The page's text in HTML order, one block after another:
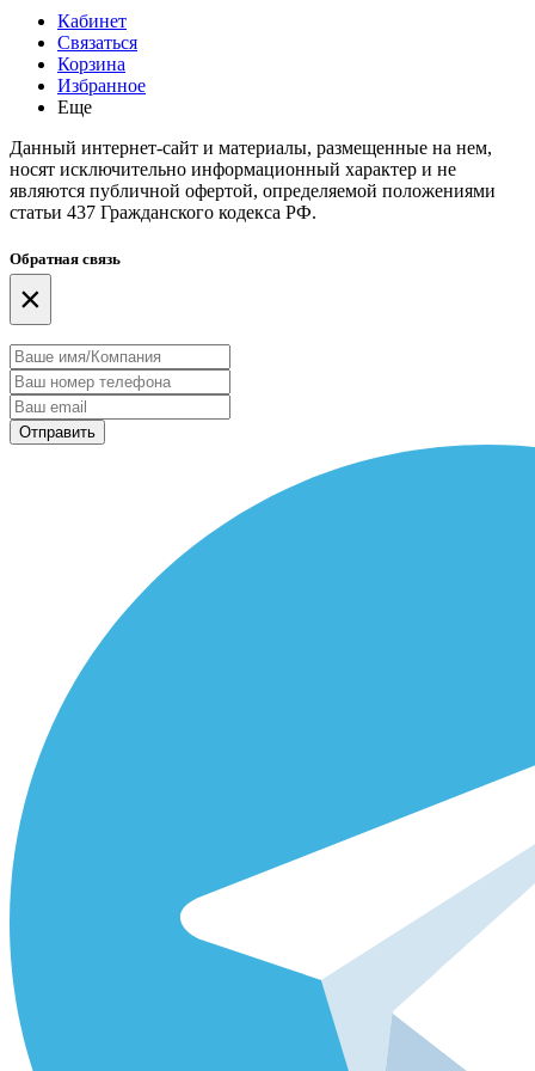
Кабинет
Связаться
Корзина
Избранное
Еще
Данный интернет-сайт и материалы, размещенные на нем,
носят исключительно информационный характер и не
являются публичной офертой, определяемой положениями
статьи 437 Гражданского кодекса РФ.
Обратная связь
×
Отправить